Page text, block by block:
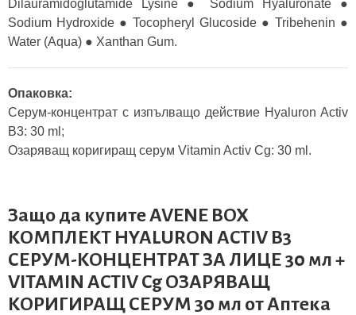
Dilauramidoglutamide Lysine ● Sodium Hyaluronate ●
Sodium Hydroxide ● Tocopheryl Glucoside ● Tribehenin ●
Water (Aqua) ● Xanthan Gum.
Опаковка:
Серум-концентрат с изпълващо действие Hyaluron Activ
B3: 30 ml;
Озаряващ коригиращ серум Vitamin Activ Cg: 30 ml.
Защо да купите AVENE BOX
КОМПЛЕКТ HYALURON ACTIV B3
СЕРУМ-КОНЦЕНТРАТ ЗА ЛИЦЕ 30 мл +
VITAMIN ACTIV Cg ОЗАРЯВАЩ
КОРИГИРАЩ СЕРУМ 30 мл отАптека